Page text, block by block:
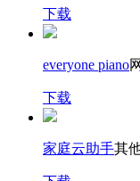
下载
everyone piano
下载
家庭云助手其